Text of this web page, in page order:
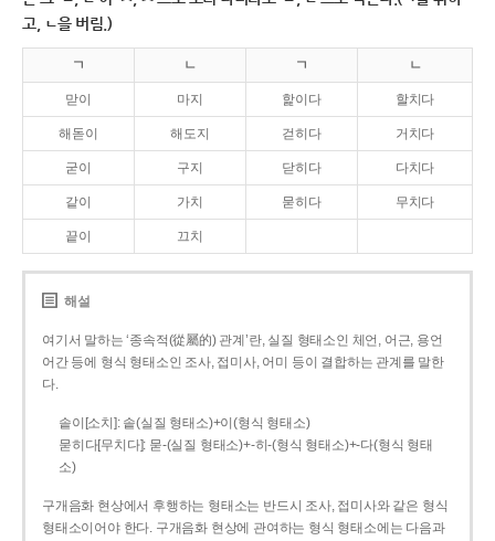
고, ㄴ을 버림.)
ㄱ ㄴ ㄱ ㄴ
맏이 마지 핥이다 할치다
해돋이 해도지 걷히다 거치다
굳이 구지 닫히다 다치다
같이 가치 묻히다 무치다
끝이 끄치
해설
여기서 말하는 ‘종속적(從屬的) 관계’란, 실질 형태소인 체언, 어근, 용언
어간 등에 형식 형태소인 조사, 접미사, 어미 등이 결합하는 관계를 말한
다.
솥이[소치]: 솥(실질 형태소)+이(형식 형태소)
묻히다[무치다]: 묻­-(실질 형태소)+­-히­-(형식 형태소)+-다(형식 형태
소)
구개음화 현상에서 후행하는 형태소는 반드시 조사, 접미사와 같은 형식
형태소이어야 한다. 구개음화 현상에 관여하는 형식 형태소에는 다음과